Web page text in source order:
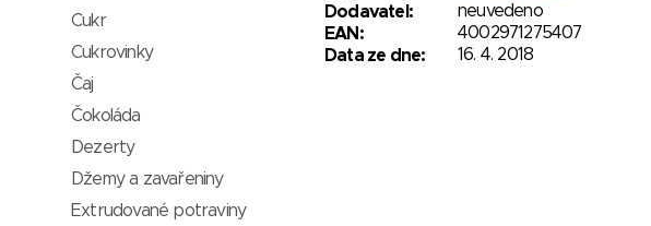
Dodavatel:
neuvedeno
EAN:
4002971275407
Data ze dne:
16. 4. 2018
Cukr
Cukrovinky
Čaj
Čokoláda
Dezerty
Džemy a zavařeniny
Extrudované potraviny